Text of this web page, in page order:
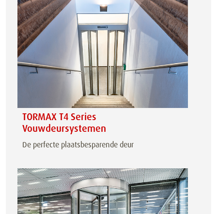
TORMAX T4 Series
Vouwdeursystemen
De perfecte plaatsbesparende deur